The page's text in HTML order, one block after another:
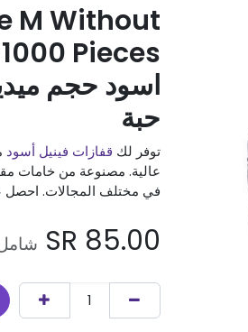
M Without
حبة
توفر لك قفازات فينيل أسود
عالية. مصنوعة من خامات
في مختلف المجالات. احصل
85.00